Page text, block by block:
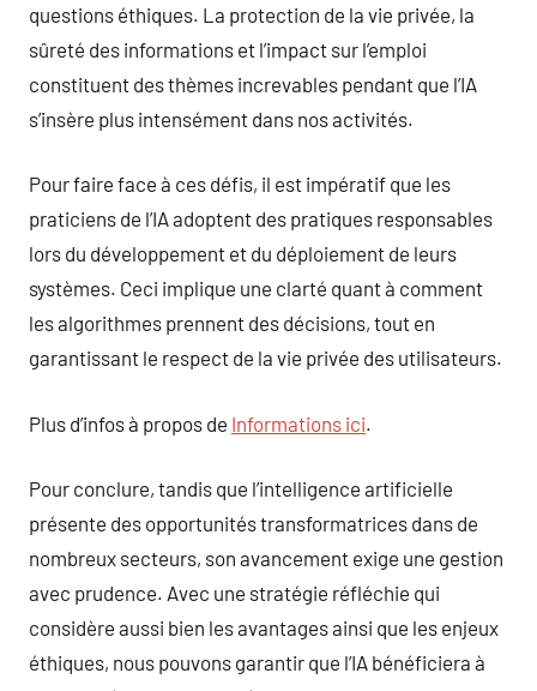
questions éthiques. La protection de la vie privée, la
sûreté des informations et l’impact sur l’emploi
constituent des thèmes increvables pendant que l’IA
s’insère plus intensément dans nos activités.
Pour faire face à ces défis, il est impératif que les
praticiens de l’IA adoptent des pratiques responsables
lors du développement et du déploiement de leurs
systèmes. Ceci implique une clarté quant à comment
les algorithmes prennent des décisions, tout en
garantissant le respect de la vie privée des utilisateurs.
Plus d’infos à propos de Informations ici.
Pour conclure, tandis que l’intelligence artificielle
présente des opportunités transformatrices dans de
nombreux secteurs, son avancement exige une gestion
avec prudence. Avec une stratégie réfléchie qui
considère aussi bien les avantages ainsi que les enjeux
éthiques, nous pouvons garantir que l’IA bénéficiera à